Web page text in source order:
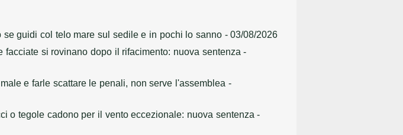
guidi col telo mare sul sedile e in pochi lo sanno - 03/08/2026
si rovinano dopo il rifacimento: nuova sentenza -
e farle scattare le penali, non serve l'assemblea -
o tegole cadono per il vento eccezionale: nuova sentenza -